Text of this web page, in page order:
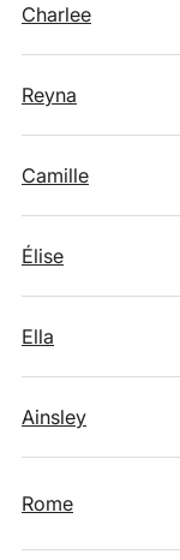
Charlee
Reyna
Camille
Élise
Ella
Ainsley
Rome